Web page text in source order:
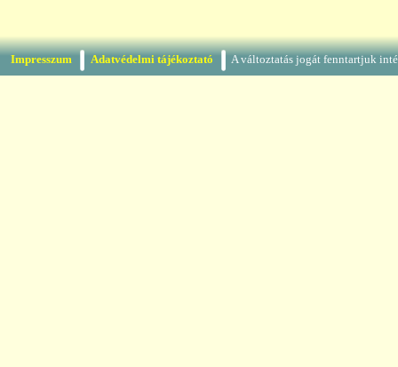
Impresszum Adatvédelmi tájékoztató A változtatás jogát fenntartjuk